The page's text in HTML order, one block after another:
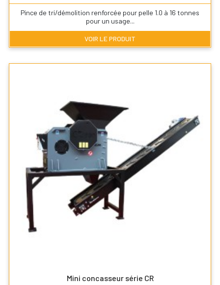
Pince de tri/démolition renforcée pour pelle 1.0 à 16 tonnes
pour un usage...
VOIR LE PRODUIT
Mini concasseur série CR